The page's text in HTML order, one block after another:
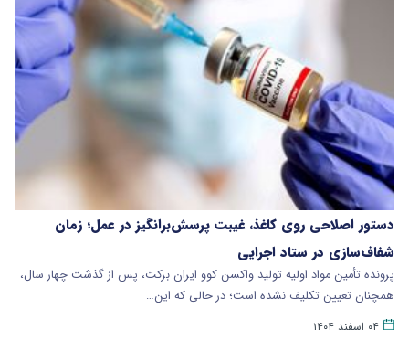
دستور اصلاحی روی کاغذ، غیبت پرسش‌برانگیز در عمل؛ زمان
شفاف‌سازی در ستاد اجرایی
پرونده تأمین مواد اولیه تولید واکسن کوو ایران برکت، پس از گذشت چهار سال،
همچنان تعیین تکلیف نشده است؛ در حالی که این…
۰۴ اسفند ۱۴۰۴